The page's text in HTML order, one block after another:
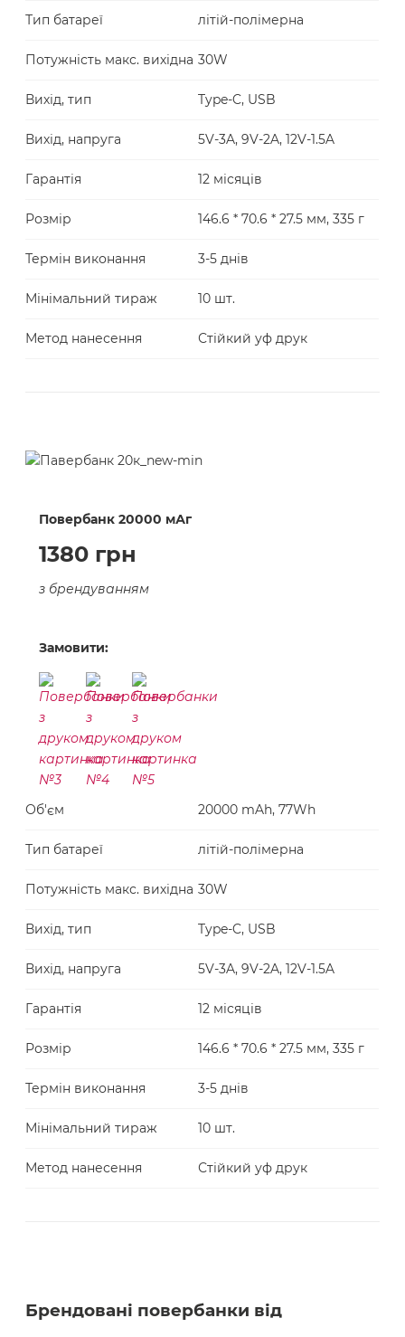
Тип батареї літій-полімерна
Потужність макс. вихідна 30W
Вихід, тип Type-C, USB
Вихід, напруга 5V-3A, 9V-2A, 12V-1.5A
Гарантія 12 місяців
Розмір 146.6 * 70.6 * 27.5 мм, 335 г
Термін виконання 3-5 днів
Мінімальний тираж 10 шт.
Метод нанесення Стійкий уф друк
Повербанк 20000 мАг
1380 грн
з брендуванням
Замовити:
Об'єм 20000 mAh, 77Wh
Тип батареї літій-полімерна
Потужність макс. вихідна 30W
Вихід, тип Type-C, USB
Вихід, напруга 5V-3A, 9V-2A, 12V-1.5A
Гарантія 12 місяців
Розмір 146.6 * 70.6 * 27.5 мм, 335 г
Термін виконання 3-5 днів
Мінімальний тираж 10 шт.
Метод нанесення Стійкий уф друк
Брендовані повербанки від